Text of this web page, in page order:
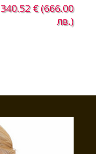
340.52€(666.00
лв.)